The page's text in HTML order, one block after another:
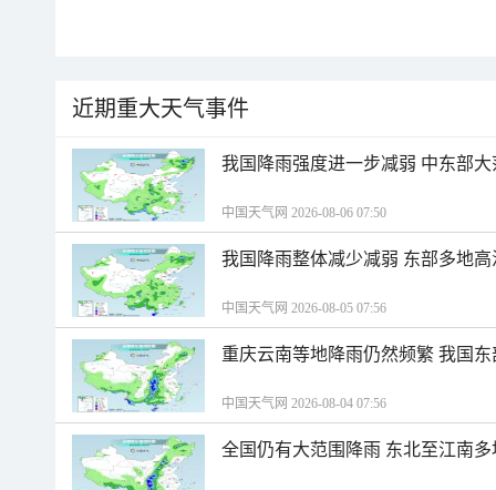
近期重大天气事件
我国降雨强度进一步减弱 中东部
中国天气网 2026-08-06 07:50
我国降雨整体减少减弱 东部多地
中国天气网 2026-08-05 07:56
重庆云南等地降雨仍然频繁 我国
中国天气网 2026-08-04 07:56
全国仍有大范围降雨 东北至江南